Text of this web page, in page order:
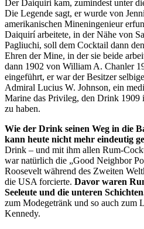
Der Daiquiri kam, zumindest unter
Die Legende sagt, er wurde von
amerikanischen Mineningenieur
Daiquirí arbeitete, in der Nähe von
Pagliuchi, soll dem Cocktail dann
Ehren der Mine, in der sie beide
dann 1902 von William A. Chanler
eingeführt, er war der Besitzer
Admiral Lucius W. Johnson, ein
Marine das Privileg, den Drink
zu haben.
Wie der Drink seinen Weg in die
kann heute nicht mehr eindeutig
Drink – und mit ihm allen Rum-
war natürlich die „Good Neighbor
Roosevelt während des Zweiten
die USA forcierte. Davor waren
Seeleute und die unteren
zum Modegetränk und so auch zum
Kennedy.